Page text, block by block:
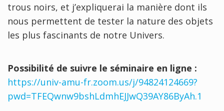
trous noirs, et j’expliquerai la manière dont ils
nous permettent de tester la nature des objets
les plus fascinants de notre Univers.
Possibilité de suivre le séminaire en ligne :
https://univ-amu-fr.zoom.us/j/94824124669?
pwd=TFEQwnw9bshLdmhEJJwQ39AY86ByAh.1